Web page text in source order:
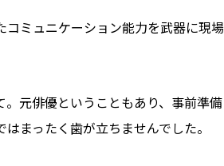
ミュニケーション能力を武器に現
元俳優ということもあり、事前準
まったく歯が立ちませんでした。